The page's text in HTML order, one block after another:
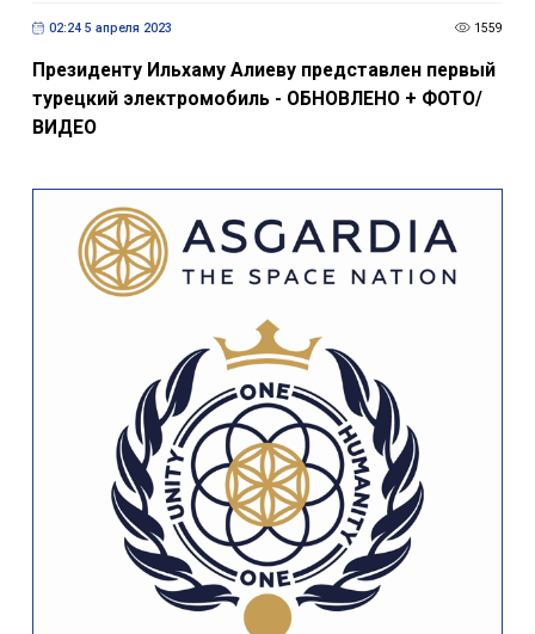
02:24 5 апреля 2023 1559
Президенту Ильхаму Алиеву представлен первый
турецкий электромобиль - ОБНОВЛЕНО + ФОТО/
ВИДЕО